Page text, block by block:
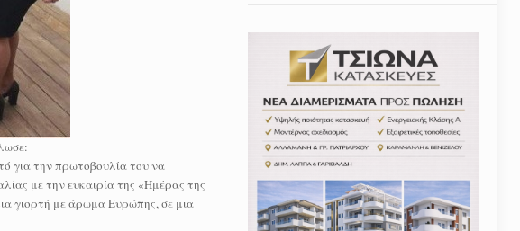
για την πρωτοβουλία του να
με την ευκαιρία της «Ημέρας της
γιορτή με άρωμα Ευρώπης, σε μια